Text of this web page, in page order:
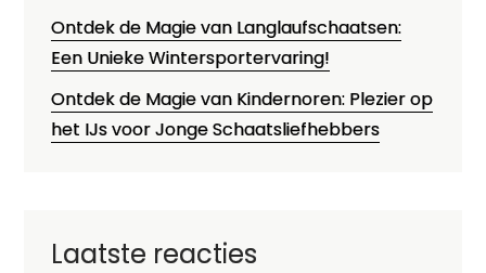
Ontdek de Magie van Langlaufschaatsen:
Een Unieke Wintersportervaring!
Ontdek de Magie van Kindernoren: Plezier op
het IJs voor Jonge Schaatsliefhebbers
Laatste reacties